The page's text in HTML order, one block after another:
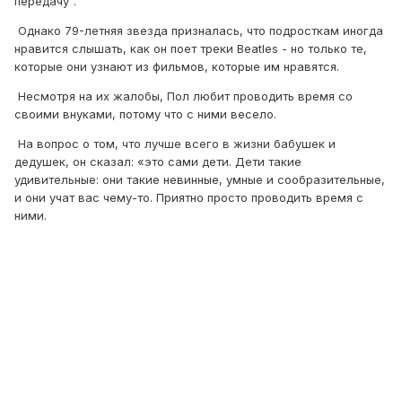
Однако 79-летняя звезда призналась, что подросткам иногда
нравится слышать, как он поет треки Beatles - но только те,
которые они узнают из фильмов, которые им нравятся.
Несмотря на их жалобы, Пол любит проводить время со
своими внуками, потому что с ними весело.
На вопрос о том, что лучше всего в жизни бабушек и
дедушек, он сказал: «это сами дети. Дети такие
удивительные: они такие невинные, умные и сообразительные,
и они учат вас чему-то. Приятно просто проводить время с
ними.